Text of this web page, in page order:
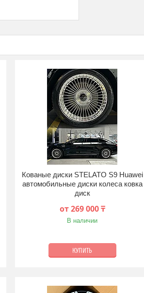
Кованые диски STELATO S9 Huawei
автомобильные диски колеса ковка
диск
от 269 000 ₸
В наличии
КУПИТЬ